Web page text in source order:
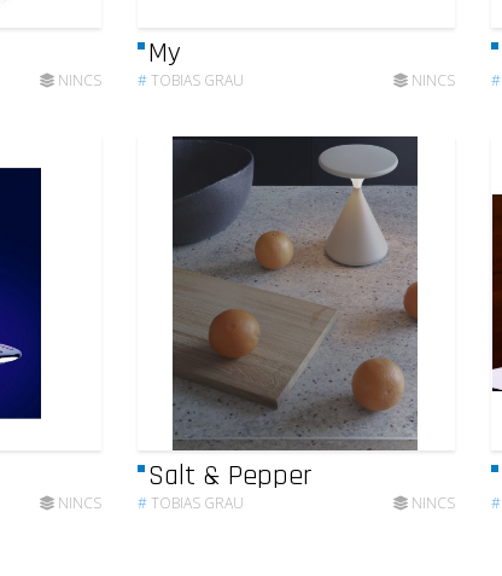
NINCS
My
#TOBIAS GRAU NINCS #
NINCS
Salt & Pepper
#TOBIAS GRAU NINCS #